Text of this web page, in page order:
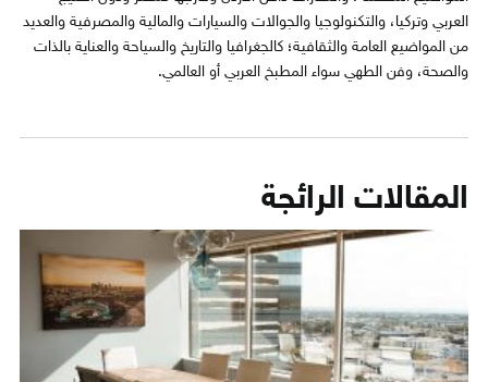
العربي وتركيا، والتكنولوجيا والجوالات والسيارات والمالية والمصرفية والعديد
من المواضيع العامة والثقافية؛ كالجغرافيا والتاريخ والسياحة والعناية بالذات
والصحة، وفن الطهي سواء المطبخ العربي أو العالمي.
المقالات الرائجة